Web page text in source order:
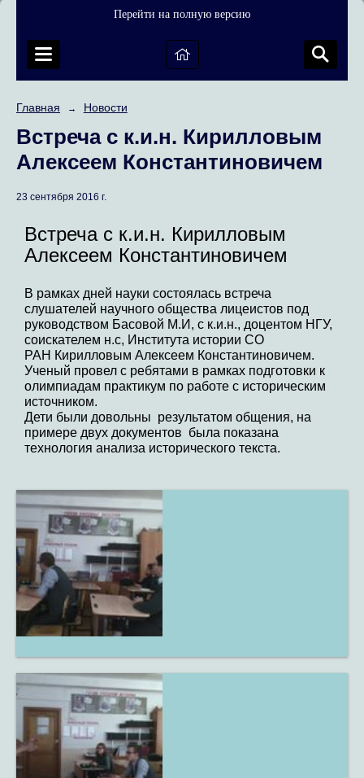
Перейти на полную версию
Главная → Новости
Встреча с к.и.н. Кирилловым
Алексеем Константиновичем
23 сентября 2016 г.
Встреча с к.и.н. Кирилловым
Алексеем Константиновичем
В рамках дней науки состоялась встреча
слушателей научного общества лицеистов под
руководством Басовой М.И, с к.и.н., доцентом НГУ,
соискателем н.с, Института истории СО
РАН Кирилловым Алексеем Константиновичем.
Ученый провел с ребятами в рамках подготовки к
олимпиадам практикум по работе с историческим
источником.
Дети были довольны результатом общения, на
примере двух документов была показана
технология анализа исторического текста.